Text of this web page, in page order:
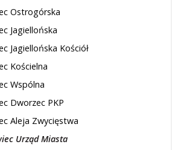
Ostrogórska
Jagiellońska
Jagiellońska Kościół
Kościelna
Wspólna
Dworzec PKP
Aleja Zwycięstwa
Urząd Miasta